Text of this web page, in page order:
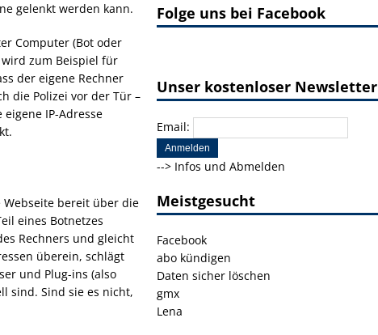
gelenkt werden kann.
Computer (Bot oder
zum Beispiel für
der eigene Rechner
die Polizei vor der Tür –
IP-Adresse
bereit über die
eines Botnetzes
Rechners und gleicht
überein, schlägt
und Plug-ins (also
sind. Sind sie es nicht,
Folge uns bei Facebook
Unser kostenloser Newsletter
Email:
--> Infos und Abmelden
Meistgesucht
Facebook
abo kündigen
Daten sicher löschen
gmx
Lena